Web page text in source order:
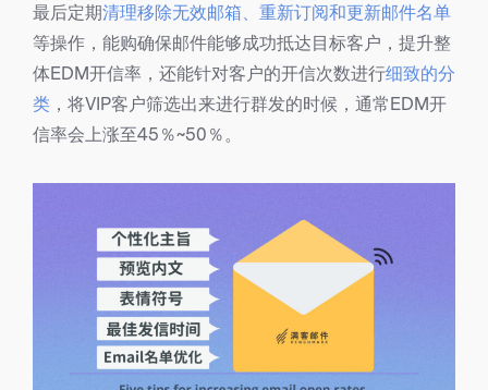
最后定期清理移除无效邮箱、重新订阅和更新邮件名单
等操作，能购确保邮件能够成功抵达目标客户，提升整
体EDM开信率，还能针对客户的开信次数进行细致的分
类 ，将VIP客户筛选出来进行群发的时候，通常EDM开
信率会上涨至45％~50％。